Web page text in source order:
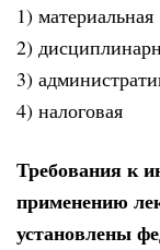
1) материальная
2)
3)
4) налоговая
Требования к
применению
установлены